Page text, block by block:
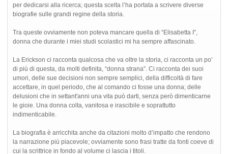
per dedicarsi alla ricerca; questa scelta l’ha portata a scrivere diverse
biografie sulle grandi regine della storia.
Tra queste ovviamente non poteva mancare quella di “Elisabetta I”,
donna che durante i miei studi scolastici mi ha sempre affascinato.
La Erickson ci racconta qualcosa che va oltre la storia, ci racconta un po’
di più di questa, da molti definita, “donna strana”. Ci racconta dei suoi
umori, delle sue decisioni non sempre semplici, della difficoltà di fare
accettare, in quel periodo, che al comando ci fosse una donna; delle
delusioni che in settant'anni una vita può darti, senza però dimenticarne
le gioie. Una donna colta, vanitosa e irascibile e soprattutto
indimenticabile.
La biografia è arricchita anche da citazioni molto d’impatto che rendono
la narrazione più piacevole; ovviamente sono frasi tratte da fonti coeve di
cui la scrittrice in fondo al volume ci lascia i titoli.